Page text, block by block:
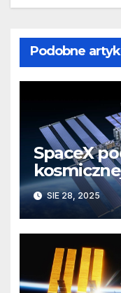
Podobne
SpaceX
zakończy
SIE 28, 2025